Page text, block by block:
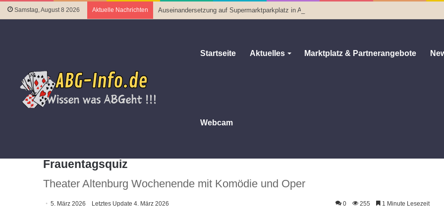
Samstag, August 8 2026 Aktuelle Nachrichten Auseinandersetzung auf Supermarktparkplatz in Altenburg
Startseite Aktuelles Marktplatz & Partnerangebote
Webcam
Theater Altenburg am Wochenende: Komödie, Oper und Frauentagsquiz
Frauentagsquiz
Theater Altenburg Wochenende mit Komödie und Oper
5. März 2026 Letztes Update 4. März 2026 0 255 1 Minute Lesezeit